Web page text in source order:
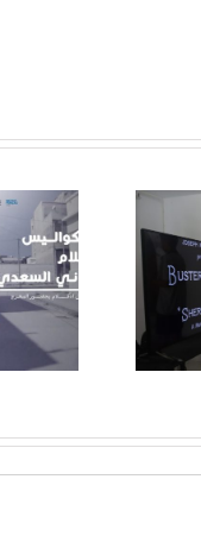
de
Dar
2023